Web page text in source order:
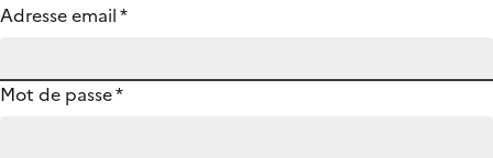
Adresse email*
Mot de passe*